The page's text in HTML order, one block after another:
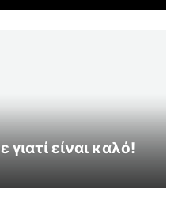
είναι καλό!